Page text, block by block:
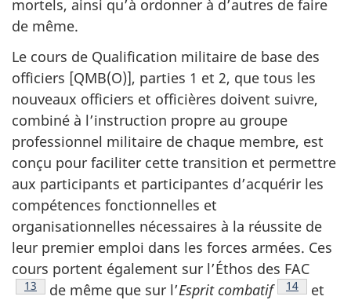
mortels, ainsi qu’à ordonner à d’autres de faire
de même.
Le cours de Qualification militaire de base des
officiers [QMB(O)], parties 1 et 2, que tous les
nouveaux officiers et officières doivent suivre,
combiné à l’instruction propre au groupe
professionnel militaire de chaque membre, est
conçu pour faciliter cette transition et permettre
aux participants et participantes d’acquérir les
compétences fonctionnelles et
organisationnelles nécessaires à la réussite de
leur premier emploi dans les forces armées. Ces
cours portent également sur l’Éthos des FAC
Note de bas de page
13 de même que sur l’Esprit combatif Note de
14
et